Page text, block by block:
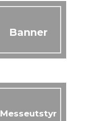
Banner
Messeutstyr